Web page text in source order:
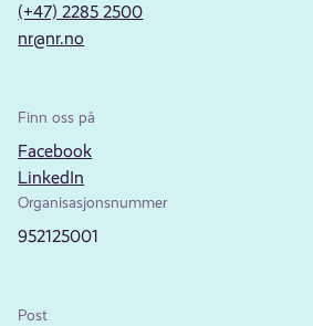
(+47) 2285 2500
nr@nr.no
Finn oss på
Facebook
LinkedIn
Organisasjonsnummer
952125001
Post